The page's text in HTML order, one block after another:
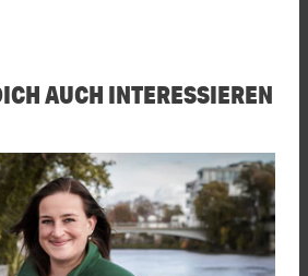
AUCH INTERESSIEREN